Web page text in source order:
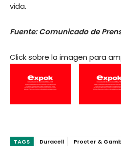
vida.
Fuente: Comunicado de
Click sobre la imagen para
TAGS Duracell Procter &